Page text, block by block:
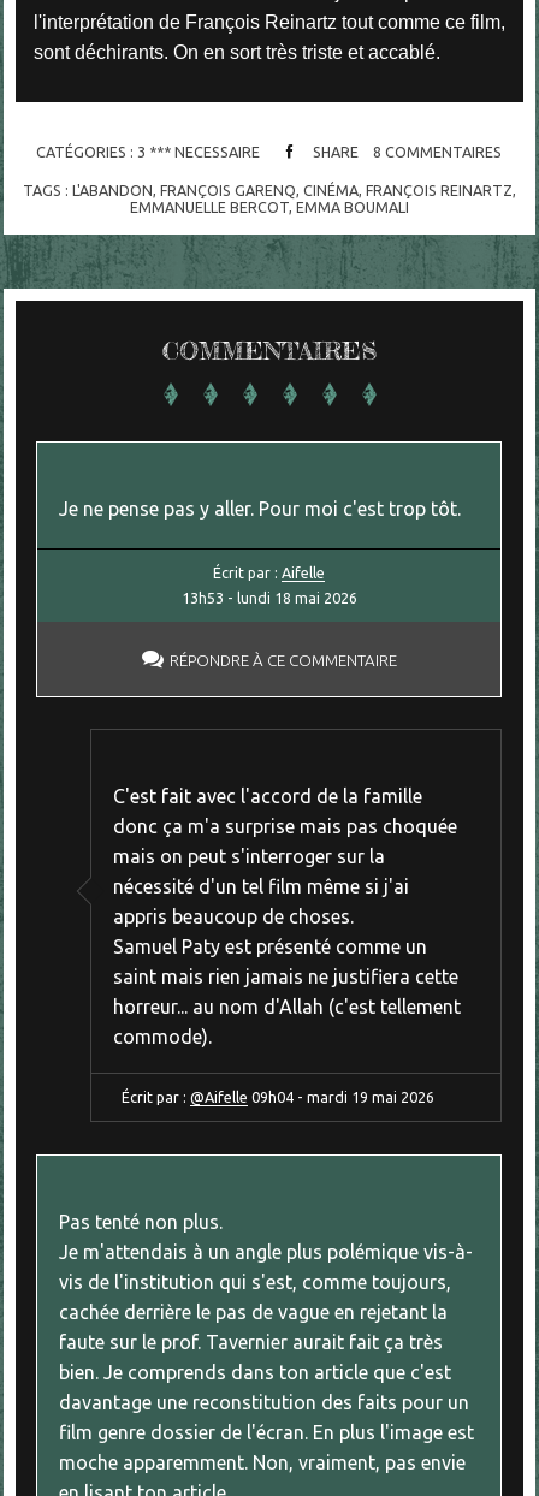
l'interprétation de François Reinartz tout comme ce film,
sont déchirants. On en sort très triste et accablé.
CATÉGORIES : 3 *** NECESSAIRE SHARE 8 COMMENTAIRES
TAGS : L'ABANDON, FRANÇOIS GARENQ, CINÉMA, FRANÇOIS REINARTZ,
EMMANUELLE BERCOT, EMMA BOUMALI
COMMENTAIRES
Je ne pense pas y aller. Pour moi c'est trop tôt.
Écrit par :Aifelle
13h53 - lundi 18 mai 2026
RÉPONDRE À CE COMMENTAIRE
C'est fait avec l'accord de la famille
donc ça m'a surprise mais pas choquée
mais on peut s'interroger sur la
nécessité d'un tel film même si j'ai
appris beaucoup de choses.
Samuel Paty est présenté comme un
saint mais rien jamais ne justifiera cette
horreur... au nom d'Allah (c'est tellement
commode).
Écrit par : @Aifelle 09h04- mardi 19 mai 2026
Pas tenté non plus.
Je m'attendais à un angle plus polémique vis-à-
vis de l'institution qui s'est, comme toujours,
cachée derrière le pas de vague en rejetant la
faute sur le prof. Tavernier aurait fait ça très
bien. Je comprends dans ton article que c'est
davantage une reconstitution des faits pour un
film genre dossier de l'écran. En plus l'image est
moche apparemment. Non, vraiment, pas envie